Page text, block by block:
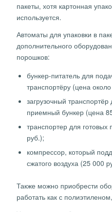
пакеты, хотя картонная
используется.
Автоматы для упаковки в
дополнительного
порошков:
бункер-питатель для
транспортёру (цена
загрузочный
приемный бункер (цена
транспортер для готовых
руб.);
компрессор, который
сжатого воздуха (25 000
Также можно приобрести
работать как с